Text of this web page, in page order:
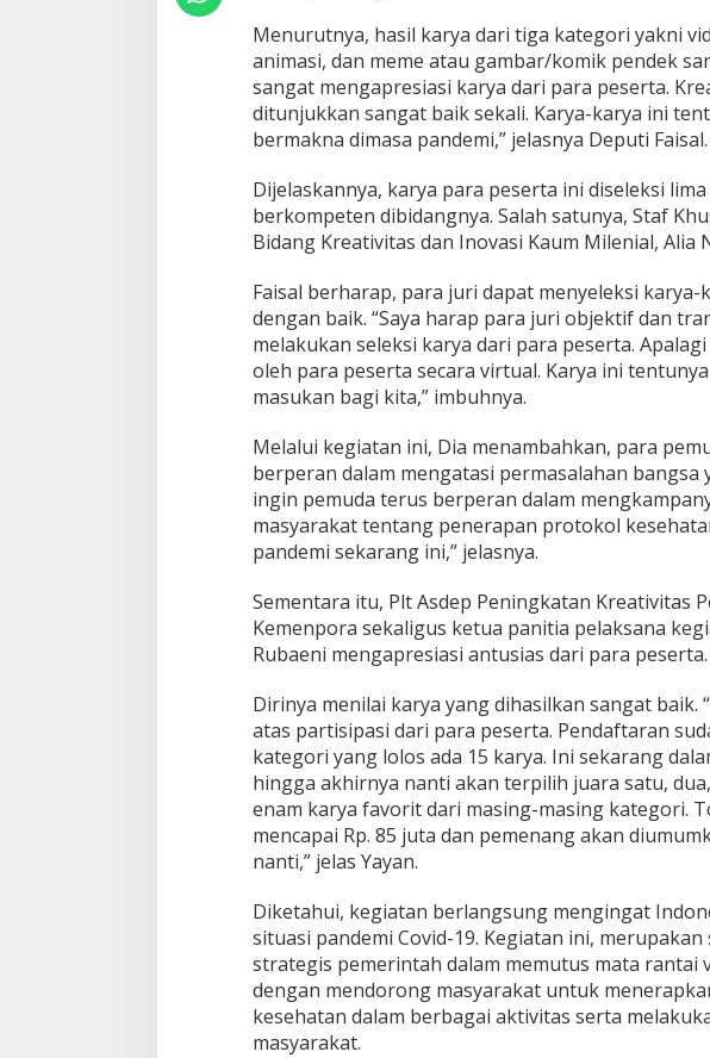
Menurutnya, hasil karya dari tiga kategori yakni
animasi, dan meme atau gambar/komik pendek
sangat mengapresiasi karya dari para peserta.
ditunjukkan sangat baik sekali. Karya-karya ini
bermakna dimasa pandemi,” jelasnya Deputi Faisal.
Dijelaskannya, karya para peserta ini diseleksi
berkompeten dibidangnya. Salah satunya, Staf
Bidang Kreativitas dan Inovasi Kaum Milenial, Alia
Faisal berharap, para juri dapat menyeleksi karya-
dengan baik. “Saya harap para juri objektif dan
melakukan seleksi karya dari para peserta.
oleh para peserta secara virtual. Karya ini
masukan bagi kita,” imbuhnya.
Melalui kegiatan ini, Dia menambahkan, para
berperan dalam mengatasi permasalahan bangsa
ingin pemuda terus berperan dalam
masyarakat tentang penerapan protokol
pandemi sekarang ini,” jelasnya.
Sementara itu, Plt Asdep Peningkatan Kreativitas
Kemenpora sekaligus ketua panitia pelaksana
Rubaeni mengapresiasi antusias dari para peserta.
Dirinya menilai karya yang dihasilkan sangat baik.
atas partisipasi dari para peserta. Pendaftaran
kategori yang lolos ada 15 karya. Ini sekarang
hingga akhirnya nanti akan terpilih juara satu,
enam karya favorit dari masing-masing kategori.
mencapai Rp. 85 juta dan pemenang akan
nanti,” jelas Yayan.
Diketahui, kegiatan berlangsung mengingat
situasi pandemi Covid-19. Kegiatan ini,
strategis pemerintah dalam memutus mata rantai
dengan mendorong masyarakat untuk
kesehatan dalam berbagai aktivitas serta
masyarakat.